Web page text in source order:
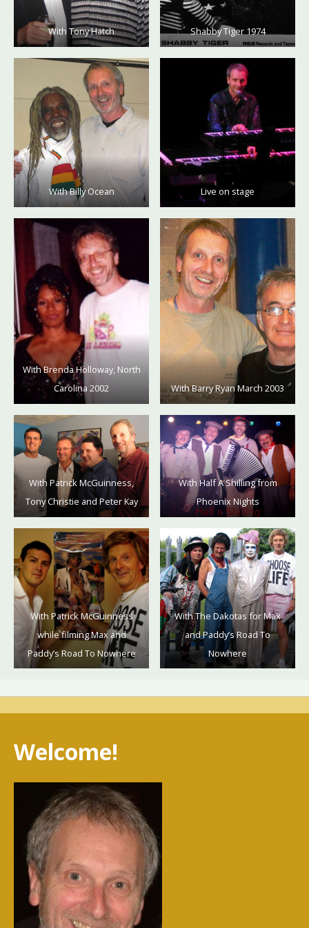
With Tony Hatch Shabby Tiger 1974
With Billy Ocean Live on stage
With Brenda Holloway, North
Carolina 2002
With Barry Ryan March 2003
With Patrick McGuinness,
Tony Christie and Peter Kay
With Half A Shilling from
Phoenix Nights
With Patrick McGuinness
while filming Max and
Paddy’s Road To Nowhere
With The Dakotas for Max
and Paddy’s Road To
Nowhere
Welcome!